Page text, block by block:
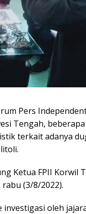
Pers
Tengah,
terkait adanya
Ketua FPII Korwil
(3/8/2022).
oleh